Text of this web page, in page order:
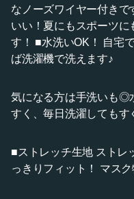
なノーズワイヤー付き
いい！夏にもスポーツ
す！ ■水洗いOK！ 自宅
ば洗濯機で洗えます♪
気になる方は手洗いも◎
すく、毎日洗濯してもす
■ストレッチ生地 ストレ
っきりフィット！ マス